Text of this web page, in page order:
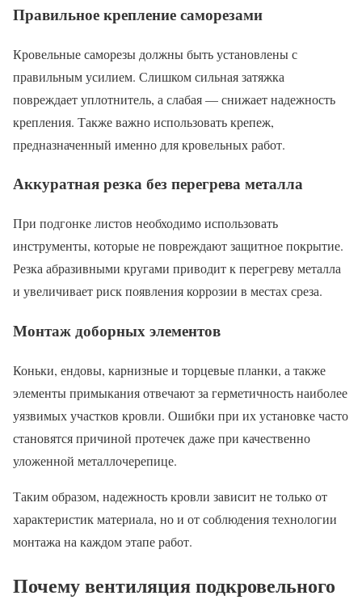
Правильное крепление саморезами
Кровельные саморезы должны быть установлены с
правильным усилием. Слишком сильная затяжка
повреждает уплотнитель, а слабая — снижает надежность
крепления. Также важно использовать крепеж,
предназначенный именно для кровельных работ.
Аккуратная резка без перегрева металла
При подгонке листов необходимо использовать
инструменты, которые не повреждают защитное покрытие.
Резка абразивными кругами приводит к перегреву металла
и увеличивает риск появления коррозии в местах среза.
Монтаж доборных элементов
Коньки, ендовы, карнизные и торцевые планки, а также
элементы примыкания отвечают за герметичность наиболее
уязвимых участков кровли. Ошибки при их установке часто
становятся причиной протечек даже при качественно
уложенной металлочерепице.
Таким образом, надежность кровли зависит не только от
характеристик материала, но и от соблюдения технологии
монтажа на каждом этапе работ.
Почему вентиляция подкровельного